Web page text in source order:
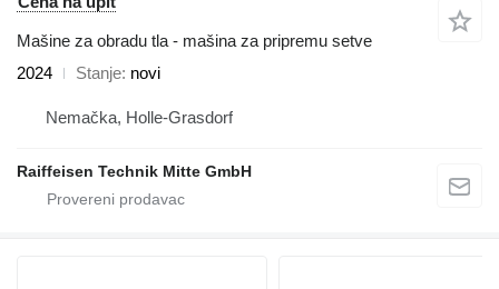
Mašine za obradu tla - mašina za pripremu setve
2024
Stanje novi
Nemačka, Holle-Grasdorf
Raiffeisen Technik Mitte GmbH